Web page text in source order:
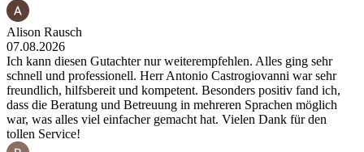
Alison Rausch
07.08.2026
Ich kann diesen Gutachter nur weiterempfehlen. Alles ging sehr
schnell und professionell. Herr Antonio Castrogiovanni war sehr
freundlich, hilfsbereit und kompetent. Besonders positiv fand ich,
dass die Beratung und Betreuung in mehreren Sprachen möglich
war, was alles viel einfacher gemacht hat. Vielen Dank für den
tollen Service!